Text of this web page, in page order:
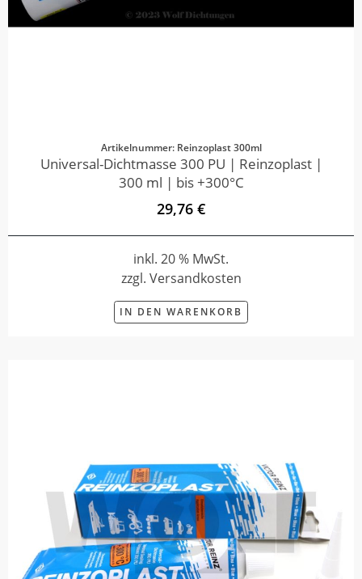
Artikelnummer: Reinzoplast 300ml
Universal-Dichtmasse 300 PU | Reinzoplast |
300 ml | bis +300°C
29,76 €
inkl. 20 % MwSt.
zzgl. Versandkosten
IN DEN WARENKORB